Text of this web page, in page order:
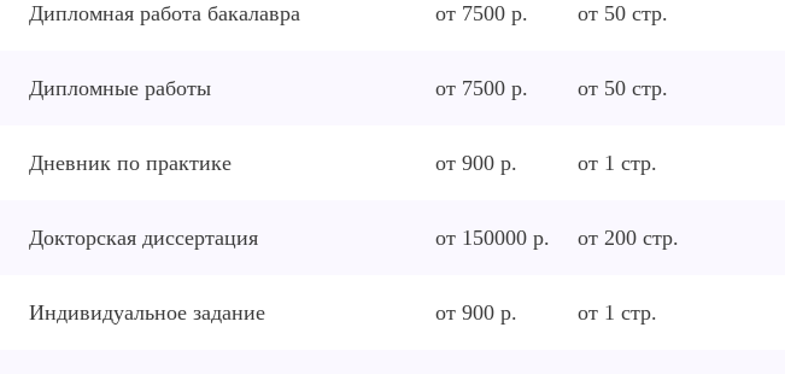
Дипломная работа бакалавра от 7500 р. от 50стр.
Дипломные работы от 7500 р. от 50стр.
Дневник по практике от 900 р. от 1 стр.
Докторская диссертация от 150000 р. от 200стр.
Индивидуальное задание от 900 р. от 1 стр.